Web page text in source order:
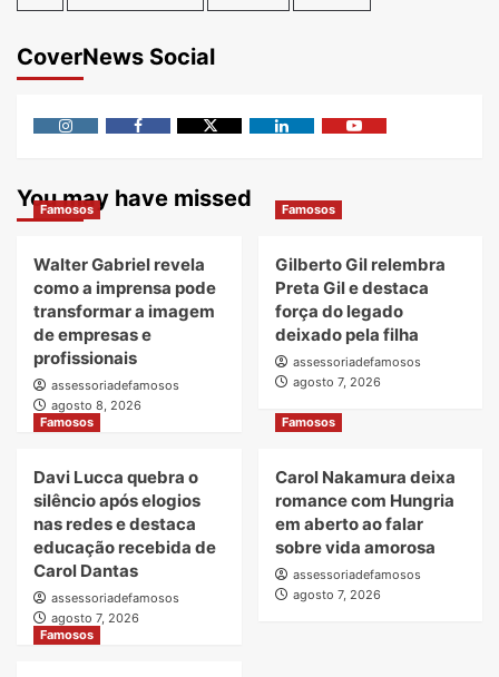
CoverNews Social
You may have missed
Famosos
Walter Gabriel revela
como a imprensa pode
transformar a imagem
de empresas e
profissionais
assessoriadefamosos
agosto 8, 2026
Famosos
Gilberto Gil relembra
Preta Gil e destaca
força do legado
deixado pela filha
assessoriadefamosos
agosto 7, 2026
Famosos
Davi Lucca quebra o
silêncio após elogios
nas redes e destaca
educação recebida de
Carol Dantas
assessoriadefamosos
agosto 7, 2026
Famosos
Carol Nakamura deixa
romance com Hungria
em aberto ao falar
sobre vida amorosa
assessoriadefamosos
agosto 7, 2026
Famosos